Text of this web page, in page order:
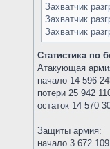
Захватчик
Захватчик
Захватчик
Статистика по
Атакующая
начало 14 596
потери 25 942
остаток 14 570
Защиты армия:
начало 3 672